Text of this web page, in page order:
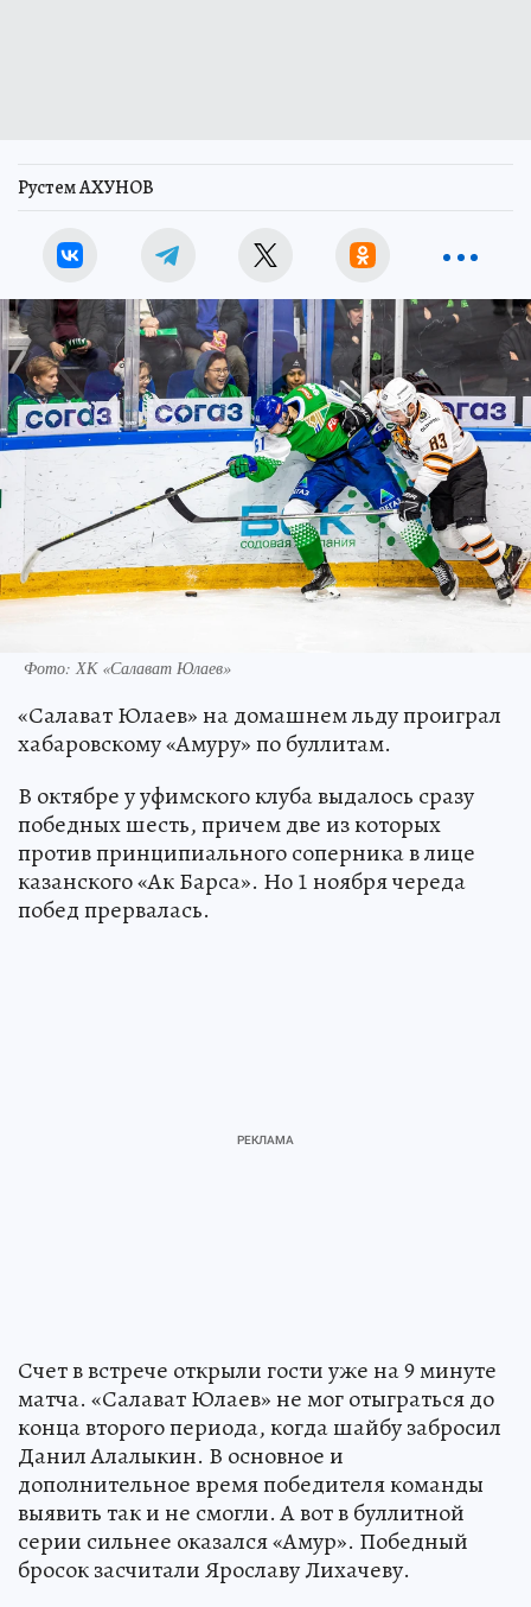
Рустем АХУНОВ
Фото: ХК «Салават Юлаев»
«Салават Юлаев» на домашнем льду проиграл
хабаровскому «Амуру» по буллитам.
В октябре у уфимского клуба выдалось сразу
победных шесть, причем две из которых
против принципиального соперника в лице
казанского «Ак Барса». Но 1 ноября череда
побед прервалась.
Счет в встрече открыли гости уже на 9 минуте
матча. «Салават Юлаев» не мог отыграться до
конца второго периода, когда шайбу забросил
Данил Алалыкин. В основное и
дополнительное время победителя команды
выявить так и не смогли. А вот в буллитной
серии сильнее оказался «Амур». Победный
бросок засчитали Ярославу Лихачеву.